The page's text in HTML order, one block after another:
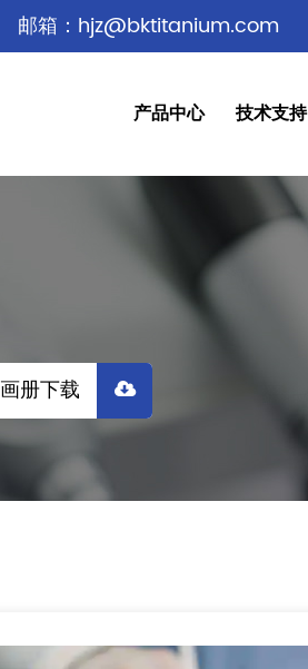
邮箱：hjz@bktitanium.com
产品中心 技术支持
画册下载